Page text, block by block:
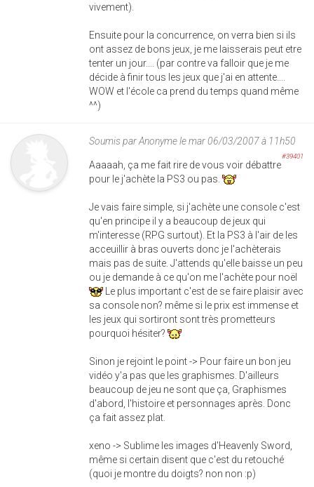
vivement).
Ensuite pour la concurrence, on verra bien si ils
ont assez de bons jeux, je me laisserais peut etre
tenter un jour.... (par contre va falloir que je me
décide à finir tous les jeux que j'ai en attente....
WOW et l'école ca prend du temps quand même
^^)
Soumis parAnonymele mar 06/03/2007 à 11h50
#39401
Aaaaah, ça me fait rire de vous voir débattre
pour le j'achète la PS3 ou pas.
Je vais faire simple, si j'achète une console c'est
qu'en principe il y a beaucoup de jeux qui
m'interesse (RPG surtout). Et la PS3 à l'air de les
acceuillir à bras ouverts donc je l'achèterais
mais pas de suite. J'attends qu'elle baisse un peu
ou je demande à ce qu'on me l'achète pour noël
Le plus important c'est de se faire plaisir avec
sa console non? même si le prix est immense et
les jeux qui sortiront sont très prometteurs
pourquoi hésiter?
Sinon je rejoint le point -> Pour faire un bon jeu
vidéo y'a pas que les graphismes. D'ailleurs
beaucoup de jeu ne sont que ça, Graphismes
d'abord, l'histoire et personnages après. Donc
ça fait assez plat.
xeno -> Sublime les images d'Heavenly Sword,
même si certain disent que c'est du retouché
(quoi je montre du doigts? non non :p)